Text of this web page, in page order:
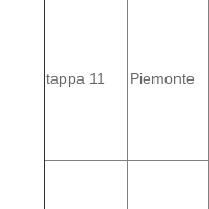
tappa 11 Piemonte